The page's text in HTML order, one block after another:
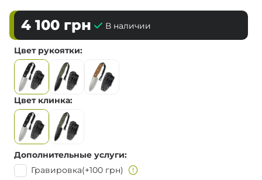
4 100 грн В наличии
Цвет рукоятки
Цвет клинка
Дополнительные услуги
Гравировка(+100 грн)